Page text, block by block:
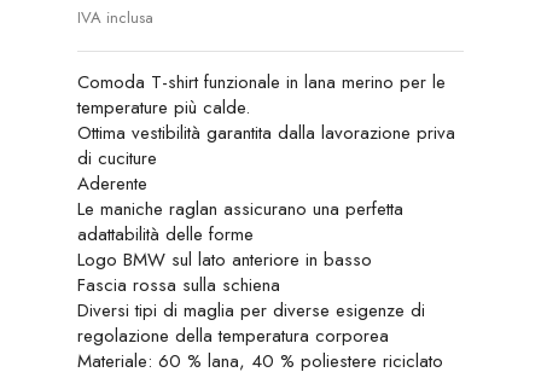
IVA inclusa
Comoda T-shirt funzionale in lana merino per le
temperature più calde.
Ottima vestibilità garantita dalla lavorazione priva
di cuciture
Aderente
Le maniche raglan assicurano una perfetta
adattabilità delle forme
Logo BMW sul lato anteriore in basso
Fascia rossa sulla schiena
Diversi tipi di maglia per diverse esigenze di
regolazione della temperatura corporea
Materiale: 60 % lana, 40 % poliestere riciclato